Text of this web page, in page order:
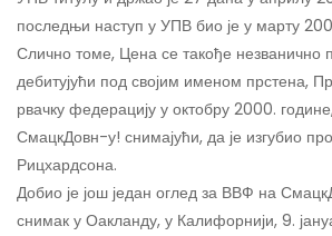
последњи наступ у УПВ био је у марту
Слично томе, Цена се такође незванично
дебитујући под својим именом прстена,
рвачку федерацију у октобру 2000.
СмацкДовн-у! снимајући, да је изгубио
Рицхардсона.
Добио је још један оглед за ВВФ на
снимак у Оакланду, у Калифорнији, 9.